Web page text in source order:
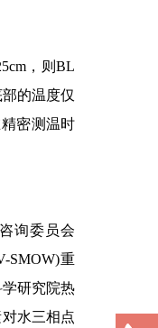
，则BL
的温度仅
密测温时
询委员会
SMOW)重
研究院热
水三相点